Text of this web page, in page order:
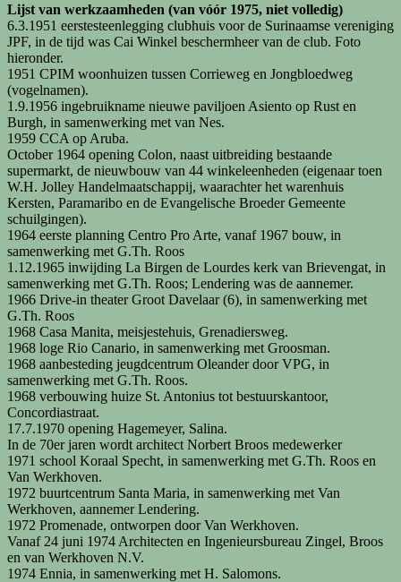
Lijst van werkzaamheden (van vóór 1975, niet volledig)
6.3.1951 eerstesteenlegging clubhuis voor de Surinaamse vereniging
JPF, in de tijd was Cai Winkel beschermheer van de club. Foto
hieronder.
1951 CPIM woonhuizen tussen Corrieweg en Jongbloedweg
(vogelnamen).
1.9.1956 ingebruikname nieuwe paviljoen Asiento op Rust en
Burgh, in samenwerking met van Nes.
1959 CCA op Aruba.
October 1964 opening Colon, naast uitbreiding bestaande
supermarkt, de nieuwbouw van 44 winkeleenheden (eigenaar toen
W.H. Jolley Handelmaatschappij, waarachter het warenhuis
Kersten, Paramaribo en de Evangelische Broeder Gemeente
schuilgingen).
1964 eerste planning Centro Pro Arte, vanaf 1967 bouw, in
samenwerking met G.Th. Roos
1.12.1965 inwijding La Birgen de Lourdes kerk van Brievengat, in
samenwerking met G.Th. Roos; Lendering was de aannemer.
1966 Drive-in theater Groot Davelaar (6), in samenwerking met
G.Th. Roos
1968 Casa Manita, meisjestehuis, Grenadiersweg.
1968 loge Rio Canario, in samenwerking met Groosman.
1968 aanbesteding jeugdcentrum Oleander door VPG, in
samenwerking met G.Th. Roos.
1968 verbouwing huize St. Antonius tot bestuurskantoor,
Concordiastraat.
17.7.1970 opening Hagemeyer, Salina.
In de 70er jaren wordt architect Norbert Broos medewerker
1971 school Koraal Specht, in samenwerking met G.Th. Roos en
Van Werkhoven.
1972 buurtcentrum Santa Maria, in samenwerking met Van
Werkhoven, aannemer Lendering.
1972 Promenade, ontworpen door Van Werkhoven.
Vanaf 24 juni 1974 Architecten en Ingenieursbureau Zingel, Broos
en van Werkhoven N.V.
1974 Ennia, in samenwerking met H. Salomons.